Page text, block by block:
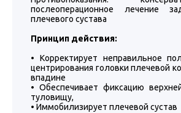
послеоперационное лечение
плечевого сустава
Принцип действия:
• Корректирует неправильное
центрирования головки плечевой
впадине
• Обеспечивает фиксацию
туловищу,
• Иммобилизирует плечевой сустав